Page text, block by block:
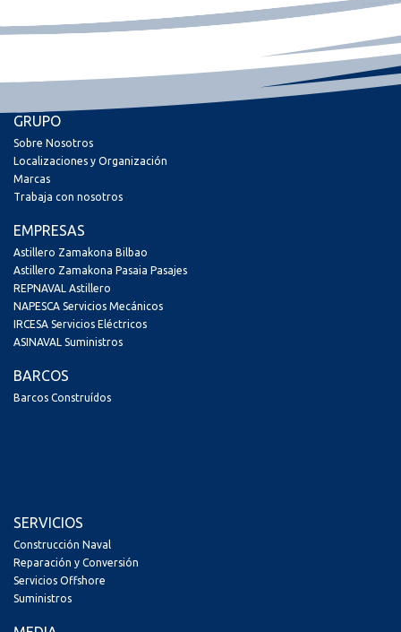
GRUPO
Sobre Nosotros
Localizaciones y Organización
Marcas
Trabaja con nosotros
EMPRESAS
Astillero Zamakona Bilbao
Astillero Zamakona Pasaia Pasajes
REPNAVAL Astillero
NAPESCA Servicios Mecánicos
IRCESA Servicios Eléctricos
ASINAVAL Suministros
BARCOS
Barcos Construídos
SERVICIOS
Construcción Naval
Reparación y Conversión
Servicios Offshore
Suministros